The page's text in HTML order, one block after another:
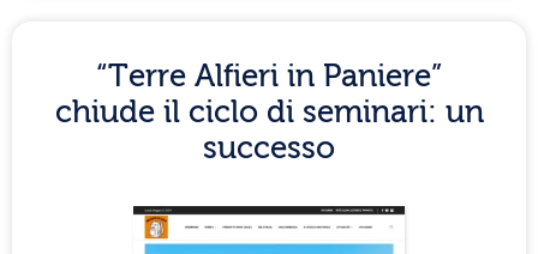
“Terre Alfieri in Paniere”
chiude il ciclo di seminari: un
successo